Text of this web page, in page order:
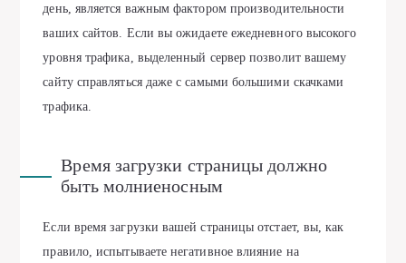
день, является важным фактором производительности
ваших сайтов. Если вы ожидаете ежедневного высокого
уровня трафика, выделенный сервер позволит вашему
сайту справляться даже с самыми большими скачками
трафика.
Время загрузки страницы должно
быть молниеносным
Если время загрузки вашей страницы отстает, вы, как
правило, испытываете негативное влияние на